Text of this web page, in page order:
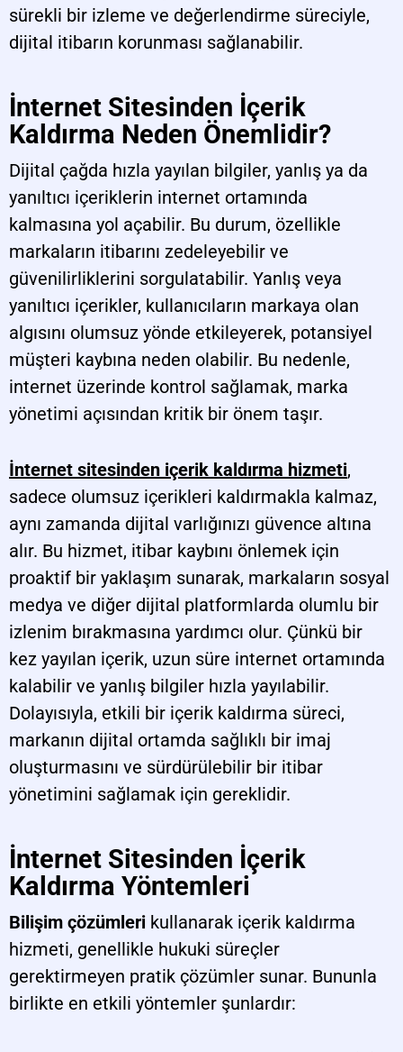
sürekli bir izleme ve değerlendirme süreciyle,
dijital itibarın korunması sağlanabilir.
İnternet Sitesinden İçerik
Kaldırma Neden Önemlidir?
Dijital çağda hızla yayılan bilgiler, yanlış ya da
yanıltıcı içeriklerin internet ortamında
kalmasına yol açabilir. Bu durum, özellikle
markaların itibarını zedeleyebilir ve
güvenilirliklerini sorgulatabilir. Yanlış veya
yanıltıcı içerikler, kullanıcıların markaya olan
algısını olumsuz yönde etkileyerek, potansiyel
müşteri kaybına neden olabilir. Bu nedenle,
internet üzerinde kontrol sağlamak, marka
yönetimi açısından kritik bir önem taşır.
İnternet sitesinden içerik kaldırma hizmeti,
sadece olumsuz içerikleri kaldırmakla kalmaz,
aynı zamanda dijital varlığınızı güvence altına
alır. Bu hizmet, itibar kaybını önlemek için
proaktif bir yaklaşım sunarak, markaların sosyal
medya ve diğer dijital platformlarda olumlu bir
izlenim bırakmasına yardımcı olur. Çünkü bir
kez yayılan içerik, uzun süre internet ortamında
kalabilir ve yanlış bilgiler hızla yayılabilir.
Dolayısıyla, etkili bir içerik kaldırma süreci,
markanın dijital ortamda sağlıklı bir imaj
oluşturmasını ve sürdürülebilir bir itibar
yönetimini sağlamak için gereklidir.
İnternet Sitesinden İçerik
Kaldırma Yöntemleri
Bilişim çözümleri kullanarak içerik kaldırma
hizmeti, genellikle hukuki süreçler
gerektirmeyen pratik çözümler sunar. Bununla
birlikte en etkili yöntemler şunlardır: